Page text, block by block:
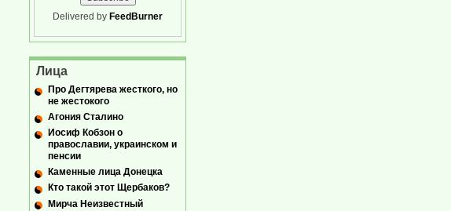
Delivered by FeedBurner
Лица
Про Дегтярева жесткого, но
не жестокого
Агония Сталино
Иосиф Кобзон о
православии, украинском и
пенсии
Каменные лица Донецка
Кто такой этот Щербаков?
Мирча Неизвестный